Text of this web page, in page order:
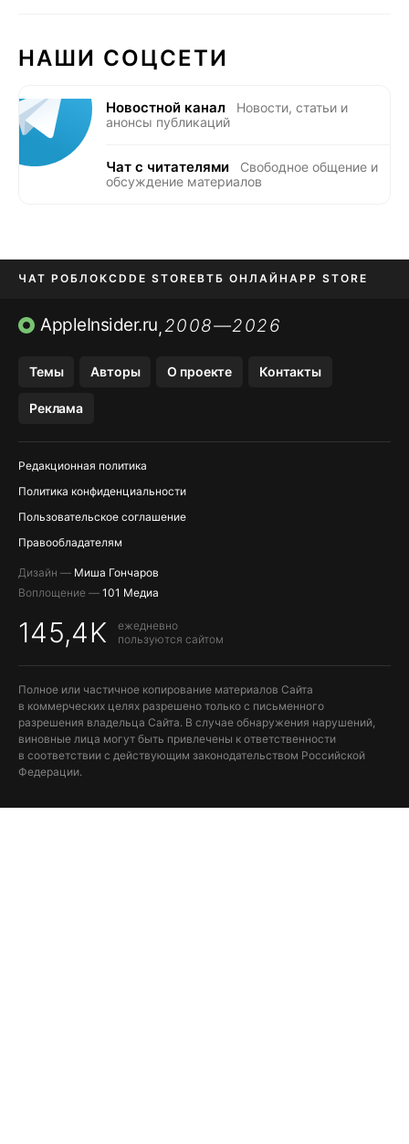
НАШИ СОЦСЕТИ
Новостной канал
Новости, статьи и
анонсы публикаций
Чат с читателями
Свободное общение и
обсуждение материалов
ЧАТ РОБЛОКСDDE STOREВТБ ОНЛАЙН APP STORE
OZON БАНК KAKAOTALK И BIP
AppleInsider.ru,2008—2026
Темы Авторы О проекте Контакты
Реклама
Редакционная политика
Политика конфиденциальности
Пользовательское соглашение
Правообладателям
Дизайн — Миша Гончаров
Воплощение — 101 Медиа
145,4K
ежедневно
пользуются сайтом
Полное или частичное копирование материалов Сайта
в коммерческих целях разрешено только с письменного
разрешения владельца Сайта. В случае обнаружения нарушений,
виновные лица могут быть привлечены к ответственности
в соответствии с действующим законодательством Российской
Федерации.